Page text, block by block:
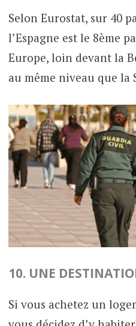
Selon Eurostat, sur 40
l’Espagne est le 8ème
Europe, loin devant la
au même niveau que la
10. UNE
Si vous achetez un